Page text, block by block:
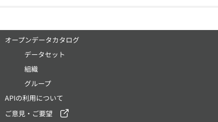
オープンデータカタログ
データセット
組織
グループ
APIの利用について
ご意見・ご要望